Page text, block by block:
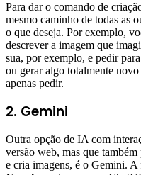
Para dar o comando de
mesmo caminho de todas as
o que deseja. Por exemplo,
descrever a imagem que
sua, por exemplo, e pedir
ou gerar algo totalmente
apenas pedir.
2. Gemini
Outra opção de IA com
versão web, mas que
e cria imagens, é o Gemini. A